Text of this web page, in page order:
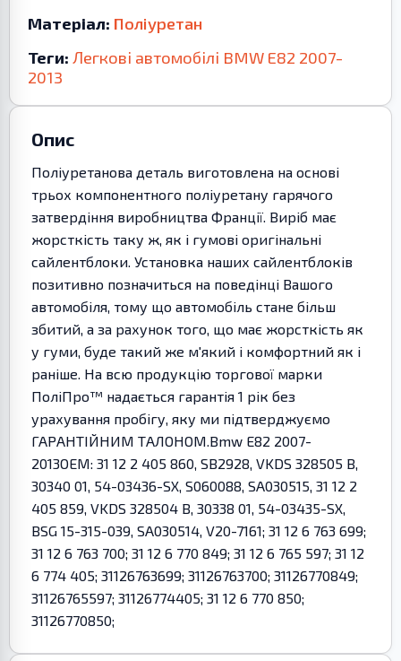
Матеріал: Поліуретан
Теги: Легкові автомобілі BMW E82 2007-
2013
Опис
Поліуретанова деталь виготовлена на основі
трьох компонентного поліуретану гарячого
затвердіння виробництва Франції. Виріб має
жорсткість таку ж, як і гумові оригінальні
сайлентблоки. Установка наших сайлентблоків
позитивно позначиться на поведінці Вашого
автомобіля, тому що автомобіль стане більш
збитий, а за рахунок того, що має жорсткість як
у гуми, буде такий же м'який і комфортний як і
раніше. На всю продукцію торгової марки
ПоліПро™ надається гарантія 1 рік без
урахування пробігу, яку ми підтверджуємо
ГАРАНТІЙНИМ ТАЛОНОМ.Bmw E82 2007-
2013OEM: 31 12 2 405 860, SB2928, VKDS 328505 B,
30340 01, 54-03436-SX, S060088, SA030515, 31 12 2
405 859, VKDS 328504 B, 30338 01, 54-03435-SX,
BSG 15-315-039, SA030514, V20-7161; 31 12 6 763 699;
31 12 6 763 700; 31 12 6 770 849; 31 12 6 765 597; 31 12
6 774 405; 31126763699; 31126763700; 31126770849;
31126765597; 31126774405; 31 12 6 770 850;
31126770850;